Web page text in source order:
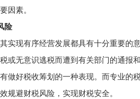
因素。
险
实现有序经营发展都具有十分重要的
或无意识逃税而遭到有关部门的通报
做好税收筹划的一种表现。而专业的
规避财税风险，实现财税安全。